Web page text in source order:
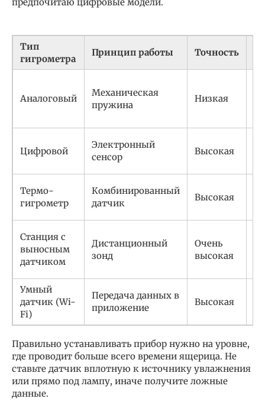
Тип
гигрометра
Принцип работы Точность
Аналоговый
Механическая
пружина
Низкая
Цифровой
Электронный
сенсор
Высокая
Термо-
гигрометр
Комбинированный
датчик
Высокая
Станция с
выносным
датчиком
Дистанционный
зонд
Очень
высокая
Умный
датчик (Wi-
Fi)
Передача данных в
приложение
Высокая
Правильно устанавливать прибор нужно на уровне,
где проводит больше всего времени ящерица. Не
ставьте датчик вплотную к источнику увлажнения
или прямо под лампу, иначе получите ложные
данные.